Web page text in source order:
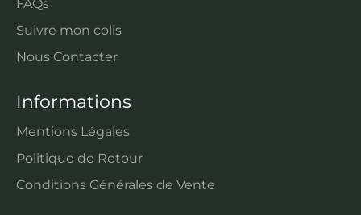
FAQs
Suivre mon colis
Nous Contacter
Informations
Mentions Légales
Politique de Retour
Conditions Générales de Vente